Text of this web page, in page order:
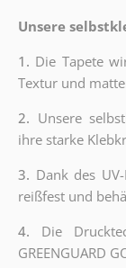
Unsere
1. Die Tapete
Textur und
2. Unsere
ihre starke
3. Dank des
reißfest und
4. Die
GREENGUARD